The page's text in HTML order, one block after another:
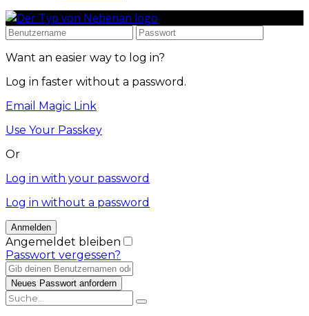
Want an easier way to log in?
Log in faster without a password.
Email Magic Link
Use Your Passkey
Or
Log in with your password
Log in without a password
Angemeldet bleiben
Passwort vergessen?